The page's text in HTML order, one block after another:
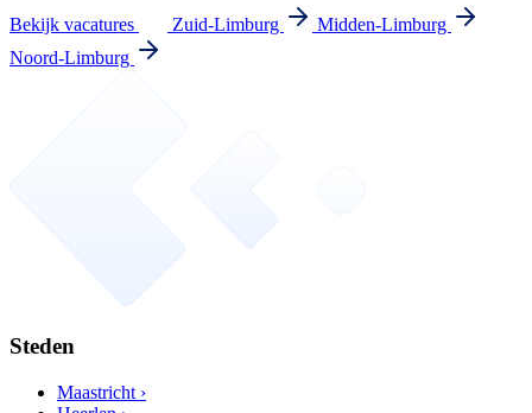
Bekijk vacatures Zuid-Limburg
Midden-Limburg
Noord-Limburg
Steden
Maastricht ›